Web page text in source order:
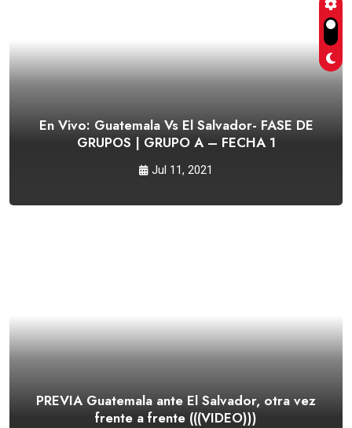
En Vivo: Guatemala Vs El Salvador- FASE DE
GRUPOS | GRUPO A – FECHA 1
Jul 11, 2021
PREVIA Guatemala ante El Salvador, otra vez
frente a frente (((VIDEO)))